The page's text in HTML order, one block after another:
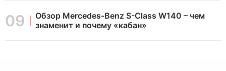
Обзор Mercedes-Benz S-Class W140 – чем
знаменит и почему «кабан»